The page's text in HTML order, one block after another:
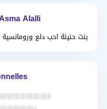
Alalli
بنت حنينة احب دلع ورومانسية